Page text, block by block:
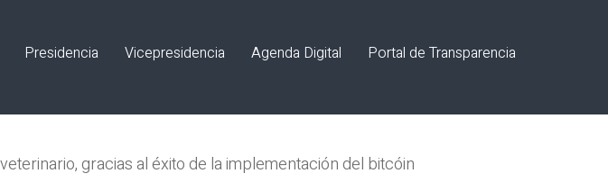
Presidencia Vicepresidencia Agenda Digital Portal de Transparencia
gracias al éxito de la implementación del bitcóin